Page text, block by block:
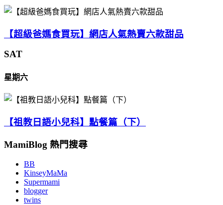
【超級爸媽食買玩】網店人氣熱賣六款甜品
SAT
星期六
【祖教日語小兒科】點餐篇（下）
MamiBlog 熱門搜尋
BB
KinseyMaMa
Supermami
blogger
twins